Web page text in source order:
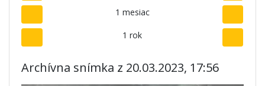
1 mesiac
1 rok
Archívna snímka z 20.03.2023, 17:56